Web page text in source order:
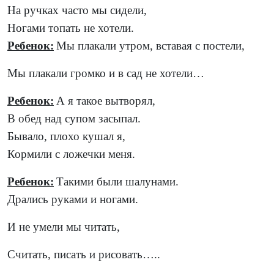
На ручках часто мы сидели,
Ногами топать не хотели.
Ребенок: Мы плакали утром, вставая с постели,
Мы плакали громко и в сад не хотели…
Ребенок: А я такое вытворял,
В обед над супом засыпал.
Бывало, плохо кушал я,
Кормили с ложечки меня.
Ребенок: Такими были шалунами.
Дрались руками и ногами.
И не умели мы читать,
Считать, писать и рисовать…..